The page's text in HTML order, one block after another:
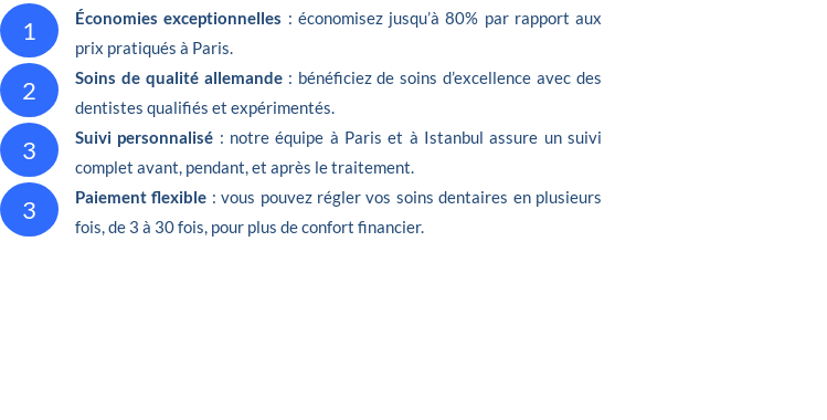
1 Économies exceptionnelles : économisez jusqu’à 80% par rapport aux
prix pratiqués à Paris.
2 Soins de qualité allemande: bénéficiez de soins d’excellence avec des
dentistes qualifiés et expérimentés.
3 Suivi personnalisé : notre équipe à Paris et à Istanbul assure un suivi
complet avant, pendant, et après le traitement.
3 Paiement flexible : vous pouvez régler vos soins dentaires en plusieurs
fois, de 3 à 30 fois, pour plus de confort financier.